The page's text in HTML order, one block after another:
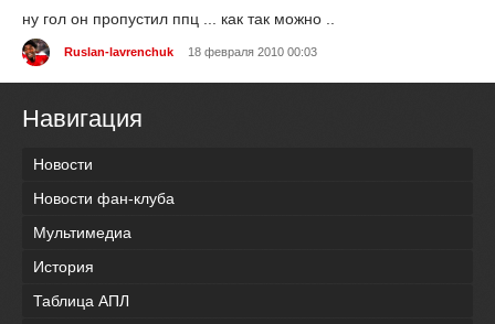
ну гол он пропустил ппц ... как так можно ..
Ruslan-lavrenchuk 18 февраля 2010 00:03
Навигация
Новости
Новости фан-клуба
Мультимедиа
История
Таблица АПЛ